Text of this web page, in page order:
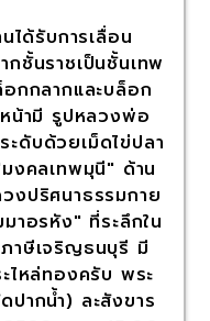
ด้รับการเลื่อน
ชั้นราชเป็นชั้นเทพ
กกลากและบล็อก
น้ามี รูปหลวงพ่อ
ดับด้วยเม็ดไข่ปลา
งคลเทพมุนี" ด้าน
งปริศนาธรรมกาย
าอรหัง" ที่ระลึกใน
าษีเจริญธนบุรี มี
ไหล่ทองครับ พระ
ากน้ำ) ละสังขาร